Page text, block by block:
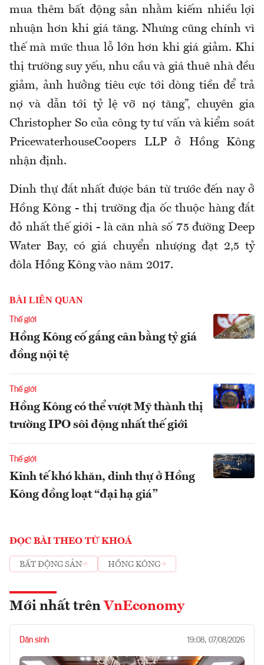
mua thêm bất động sản nhằm kiếm nhiều lợi
nhuận hơn khi giá tăng. Nhưng cũng chính vì
thế mà mức thua lỗ lớn hơn khi giá giảm. Khi
thị trường suy yếu, nhu cầu và giá thuê nhà đều
giảm, ảnh hưởng tiêu cực tới dòng tiền để trả
nợ và dẫn tới tỷ lệ vỡ nợ tăng”, chuyên gia
Christopher So của công ty tư vấn và kiểm soát
PricewaterhouseCoopers LLP ở Hồng Kông
nhận định.
Dinh thự đắt nhất được bán từ trước đến nay ở
Hồng Kông - thị trường địa ốc thuộc hàng đắt
đỏ nhất thế giới - là căn nhà số 75 đường Deep
Water Bay, có giá chuyển nhượng đạt 2,5 tỷ
đôla Hồng Kông vào năm 2017.
BÀI LIÊN QUAN
Thế giới
Hồng Kông cố gắng cân bằng tỷ giá
đồng nội tệ
Thế giới
Hồng Kông có thể vượt Mỹ thành thị
trường IPO sôi động nhất thế giới
Thế giới
Kinh tế khó khăn, dinh thự ở Hồng
Kông đồng loạt “đại hạ giá”
ĐỌC BÀI THEO TỪ KHOÁ
BẤT ĐỘNG SẢN HỒNG KÔNG
Mới nhất trên VnEconomy
Dân sinh 19:08, 07/08/2026